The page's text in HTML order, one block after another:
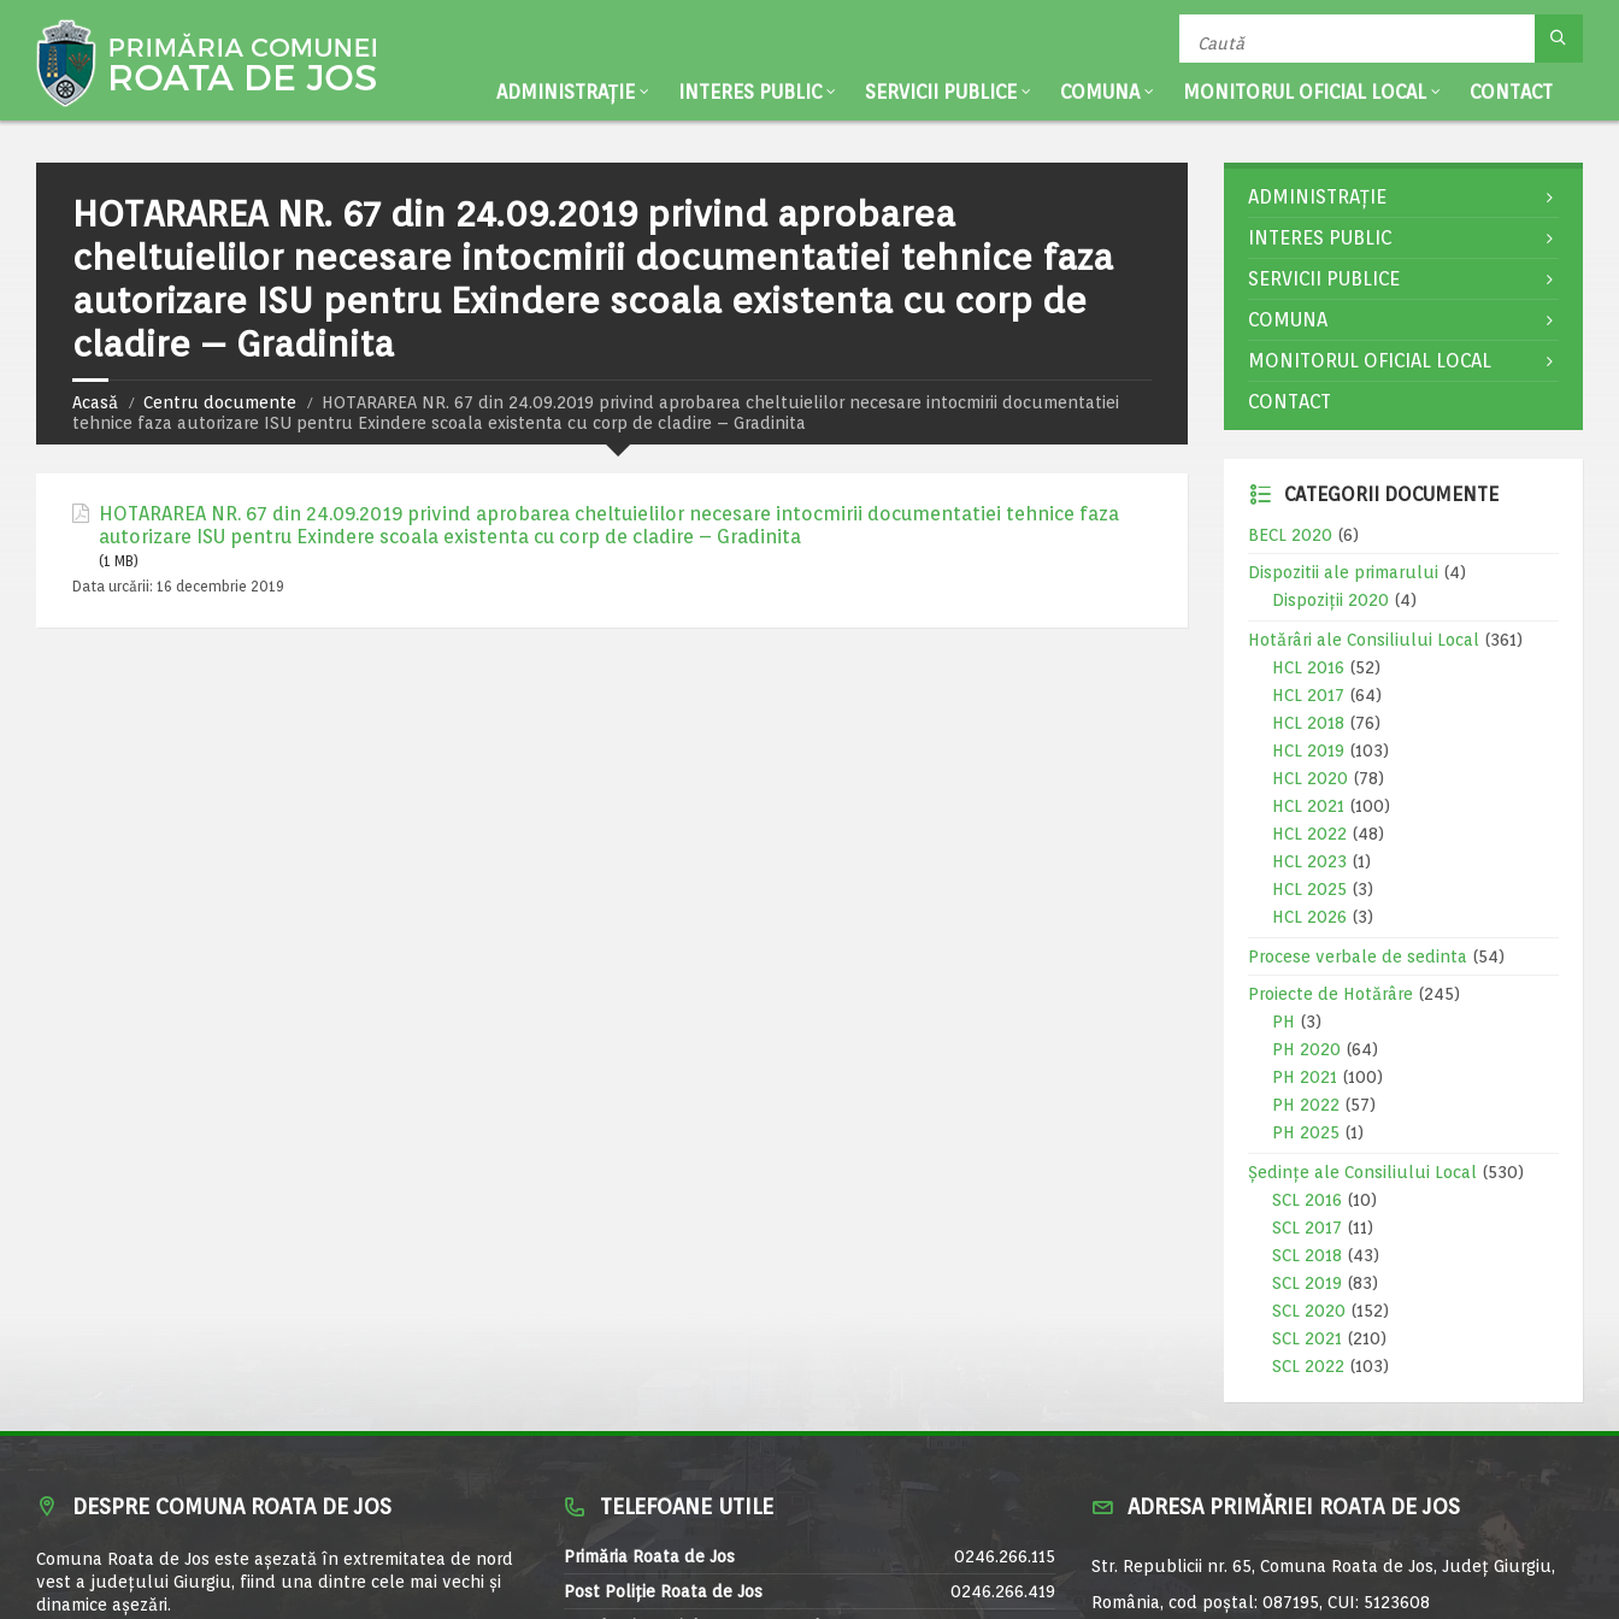
ADMINISTRAȚIE INTERES PUBLIC SERVICII PUBLICE COMUNA MONITORUL OFICIAL LOCAL CONTACT
HOTARAREA NR. 67 din 24.09.2019 privind aprobarea
cheltuielilor necesare intocmirii documentatiei tehnice faza
autorizare ISU pentru Exindere scoala existenta cu corp de
cladire – Gradinita
Acasă Centru documente
HOTARAREA NR. 67 din 24.09.2019 privind aprobarea cheltuielilor necesare intocmirii documentatiei
tehnice faza autorizare ISU pentru Exindere scoala existenta cu corp de cladire – Gradinita
HOTARAREA NR. 67 din 24.09.2019 privind aprobarea cheltuielilor necesare intocmirii documentatiei tehnice faza
autorizare ISU pentru Exindere scoala existenta cu corp de cladire – Gradinita
(1 MB)
Data urcării: 16 decembrie 2019
ADMINISTRAȚIE
INTERES PUBLIC
SERVICII PUBLICE
COMUNA
MONITORUL OFICIAL LOCAL
CONTACT
CATEGORII DOCUMENTE
BECL 2020 (6)
Dispozitii ale primarului (4)
Dispoziții 2020 (4)
Hotărâri ale Consiliului Local
(361)
HCL 2016 (52)
HCL 2017 (64)
HCL 2018 (76)
HCL 2019 (103)
HCL 2020 (78)
HCL 2021 (100)
HCL 2022 (48)
HCL 2023 (1)
HCL 2025 (3)
HCL 2026 (3)
Procese verbale de sedinta (54)
Proiecte de Hotărâre (245)
PH (3)
PH 2020 (64)
PH 2021 (100)
PH 2022 (57)
PH 2025 (1)
Ședințe ale Consiliului Local
(530)
SCL 2016 (10)
SCL 2017 (11)
SCL 2018 (43)
SCL 2019 (83)
SCL 2020 (152)
SCL 2021 (210)
SCL 2022 (103)
DESPRE COMUNA ROATA DE JOS
Comuna Roata de Jos este aşezată în extremitatea de nord
vest a judeţului Giurgiu, fiind una dintre cele mai vechi şi
dinamice aşezări.
TELEFOANE UTILE
Primăria Roata de Jos
0246.266.115
Post Poliție Roata de Jos
0246.266.419
ADRESA PRIMĂRIEI ROATA DE JOS
Str. Republicii nr. 65, Comuna Roata de Jos, Județ Giurgiu,
România, cod poștal: 087195, CUI: 5123608